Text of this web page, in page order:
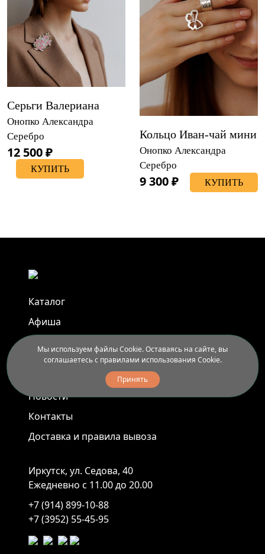
Серьги Валериана
Онопко Александра
Серебро
12 500 ₽
КУПИТЬ
Кольцо Иван-чай мини
Онопко Александра
Серебро
9 300 ₽ КУПИТЬ
Каталог
Афиша
Услуги
Новости
Контакты
Доставка и правила вывоза
Иркутск, ул. Седова, 40
Ежедневно с 11.00 до 20.00
+7 (914) 899-10-88
+7 (3952) 55-45-95
Мы используем файлы Cookie. Оставаясь на сайте, вы
соглашаетесь с правилами использования Cookie.
Принять